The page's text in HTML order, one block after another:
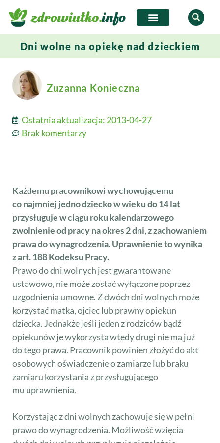
Dni wolne na opiekę nad dzieckiem
Zuzanna Konieczna
Ostatnia aktualizacja: 2013-04-27
Brak komentarzy
Każdemu pracownikowi wychowującemu
co najmniej jedno dziecko w wieku do 14 lat
przysługuje w ciągu roku kalendarzowego
zwolnienie od pracy na okres 2 dni, z zachowaniem
prawa do wynagrodzenia. Uprawnienie to wynika
z art. 188 Kodeksu Pracy.
Prawo do dni wolnych jest gwarantowane
ustawowo, nie może zostać wyłączone poprzez
uzgodnienia umowne. Z dwóch dni wolnych może
korzystać matka, ojciec lub prawny opiekun
dziecka. Jednakże jeśli jeden z rodziców bądź
opiekunów je wykorzysta wtedy drugi nie ma już
do tego prawa. Pracownik powinien złożyć do akt
osobowych oświadczenie o zamiarze lub braku
zamiaru korzystania z przysługującego
mu uprawnienia.
Korzystając z dni wolnych zachowuje się w pełni
prawo do wynagrodzenia. Możliwość wzięcia